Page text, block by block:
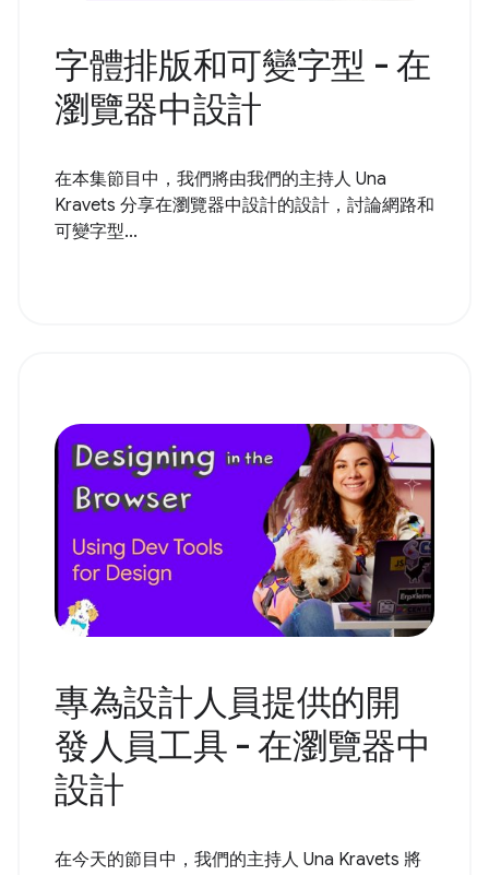
字體排版和可變字型 - 在
瀏覽器中設計
在本集節目中，我們將由我們的主持人 Una
Kravets 分享在瀏覽器中設計的設計，討論網路和
可變字型...
專為設計人員提供的開
發人員工具 - 在瀏覽器中
設計
在今天的節目中，我們的主持人 Una Kravets 將